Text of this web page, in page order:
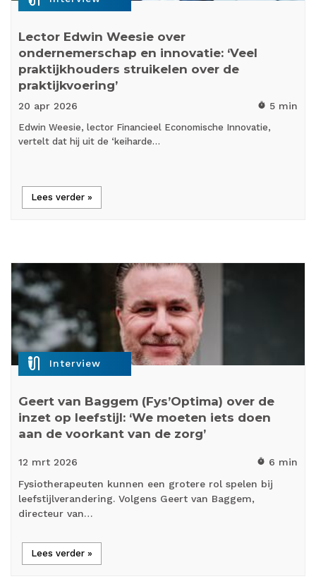
Lector Edwin Weesie over
ondernemerschap en innovatie: ‘Veel
praktijkhouders struikelen over de
praktijkvoering’
20 apr 2026 timer 5 min
Edwin Weesie, lector Financieel Economische Innovatie,
vertelt dat hij uit de ‘keiharde…
Lees verder »
mic_external_on Interview
Geert van Baggem (Fys’Optima) over de
inzet op leefstijl: ‘We moeten iets doen
aan de voorkant van de zorg’
12 mrt 2026 timer 6 min
Fysiotherapeuten kunnen een grotere rol spelen bij
leefstijlverandering. Volgens Geert van Baggem,
directeur van…
Lees verder »